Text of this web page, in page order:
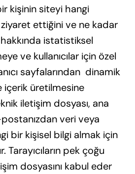
kişinin siteyi hangi
ettiğini ve ne kadar
istatistiksel
ve kullanıcılar için özel
sayfalarından dinamik
içerik üretilmesine
iletişim dosyası, ana
veri veya
bir kişisel bilgi almak için
Tarayıcıların pek çoğu
dosyasını kabul eder